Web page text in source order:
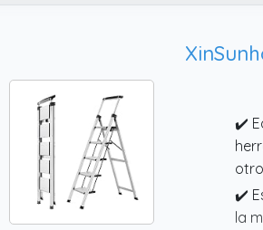
✔️
✔️
la